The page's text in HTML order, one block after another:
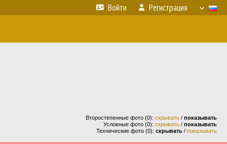
Войти Регистрация
Второстепенные фото (0): скрывать / показывать
Условные фото (0): скрывать / показывать
Технические фото (0): скрывать / показывать